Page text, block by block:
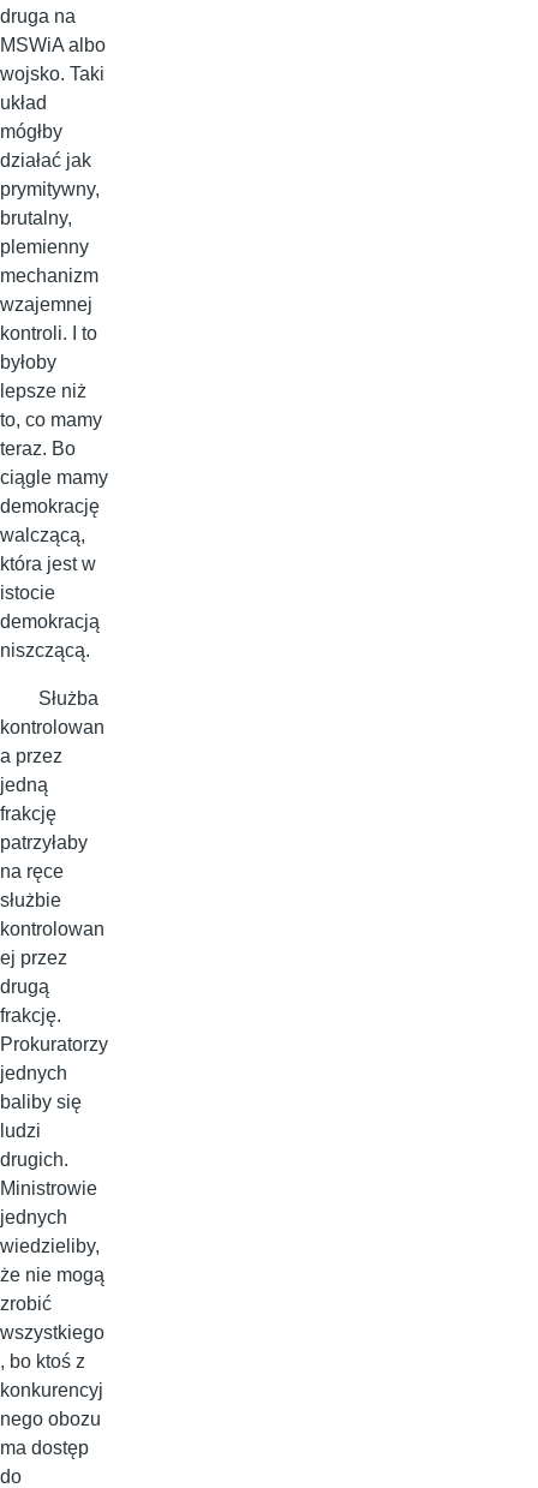
druga na
MSWiA albo
wojsko. Taki
układ
mógłby
działać jak
prymitywny,
brutalny,
plemienny
mechanizm
wzajemnej
kontroli. I to
byłoby
lepsze niż
to, co mamy
teraz. Bo
ciągle mamy
demokrację
walczącą,
która jest w
istocie
demokracją
niszczącą.
Służba
kontrolowan
a przez
jedną
frakcję
patrzyłaby
na ręce
służbie
kontrolowan
ej przez
drugą
frakcję.
Prokuratorzy
jednych
baliby się
ludzi
drugich.
Ministrowie
jednych
wiedzieliby,
że nie mogą
zrobić
wszystkiego
, bo ktoś z
konkurencyj
nego obozu
ma dostęp
do